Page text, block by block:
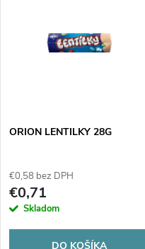
o
v
ORION LENTILKY 28G
€0,58 bez DPH
€0,71
Skladom
DO KOŠÍKA